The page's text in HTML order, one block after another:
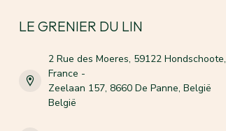
LE GRENIER DU LIN
2 Rue des Moeres, 59122 Hondschoote,
France -
Zeelaan 157, 8660 De Panne, België
België